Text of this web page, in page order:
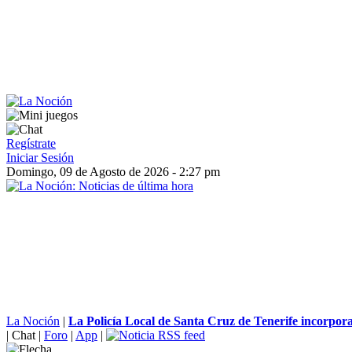
Regístrate
Iniciar Sesión
Domingo, 09 de Agosto de 2026 - 2:27 pm
La Noción | La Policía Local de Santa Cruz de Tenerife
| Chat | Foro | App |